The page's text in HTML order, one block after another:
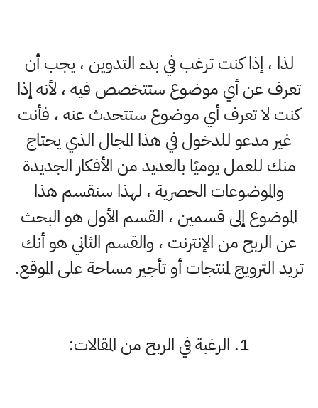
لذا ، إذا كنت ترغب في بدء التدوين ، يجب أن
تعرف عن أي موضوع ستتخصص فيه ، لأنه إذا
كنت لا تعرف أي موضوع ستتحدث عنه ، فأنت
غير مدعو للدخول في هذا المجال الذي يحتاج
منك للعمل يوميًا بالعديد من الأفكار الجديدة
والموضوعات الحصرية ، لهذا سنقسم هذا
الموضوع إلى قسمين ، القسم الأول هو البحث
عن الربح من الإنترنت ، والقسم الثاني هو أنك
تريد الترويج لمنتجات أو تأجير مساحة على الموقع.
1. الرغبة في الربح من المقالات: